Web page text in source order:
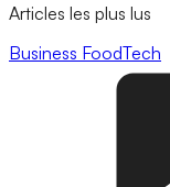
Articles les plus lus
Business FoodTech